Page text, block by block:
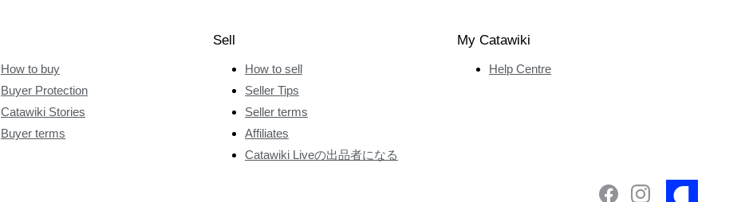
How to buy
Buyer Protection
Catawiki Stories
Buyer terms
Sell
How to sell
Seller Tips
Seller terms
Affiliates
Catawiki Liveの出品者になる
My Catawiki
Help Centre